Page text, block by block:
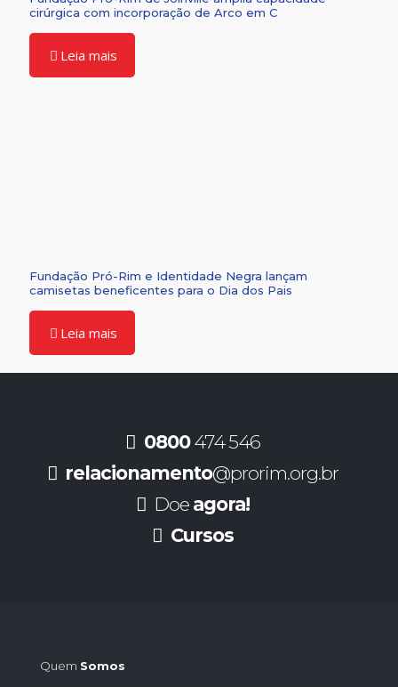
cirúrgica com incorporação de Arco em C
Leia mais
Fundação Pró-Rim e Identidade Negra lançam
camisetas beneficentes para o Dia dos Pais
Leia mais
0800474 546
relacionamento@prorim.org.br
Doe agora!
Cursos
Quem Somos